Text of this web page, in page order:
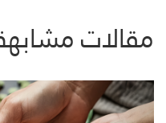
مقالات